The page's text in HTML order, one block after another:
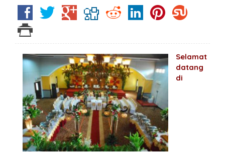
Selamat
datang
di